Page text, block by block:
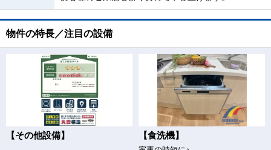
物件の特長／注目の設備
【その他設備】 【食洗機】